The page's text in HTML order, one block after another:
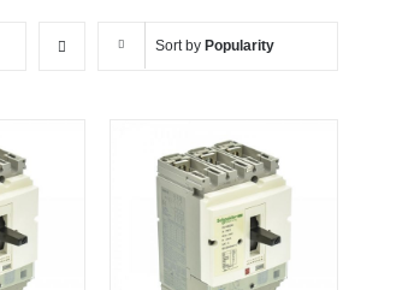
Sort by Popularity